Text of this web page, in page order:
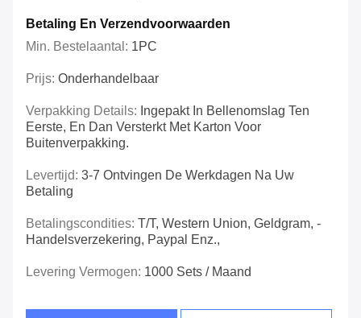
Betaling En Verzendvoorwaarden
Min. Bestelaantal: 1PC
Prijs: Onderhandelbaar
Verpakking Details: Ingepakt In Bellenomslag Ten
Eerste, En Dan Versterkt Met Karton Voor
Buitenverpakking.
Levertijd: 3-7 Ontvingen De Werkdagen Na Uw
Betaling
Betalingscondities: T/T, Western Union, Geldgram, -
Handelsverzekering, Paypal Enz.,
Levering Vermogen: 1000 Sets / Maand